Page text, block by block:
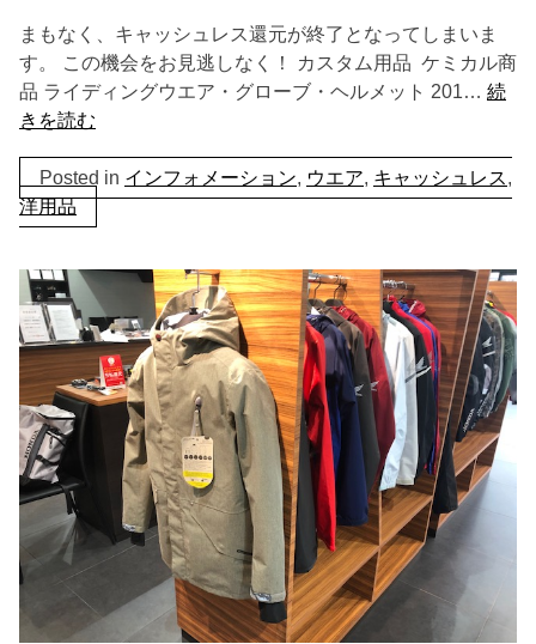
まもなく、キャッシュレス還元が終了となってしまいま
す。 この機会をお見逃しなく！ カスタム用品 ケミカル商
品 ライディングウエア・グローブ・ヘルメット 201… 続
きを読む
Posted in インフォメーション, ウエア, キャッシュレス,
洋用品